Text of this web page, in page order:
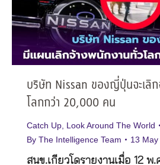
บริษัท Nissan ของญี่ปุ่นจะเลิ
โลกกว่า 20,000 คน
Catch Up Look Around The World
By The Intelligence Team 13
สนข.เกียวโดรายงานเมื่อ 12